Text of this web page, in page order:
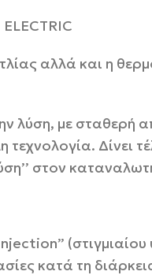
αλλά και η
λύση, με σταθερή
Δίνει
στον
κατά τη